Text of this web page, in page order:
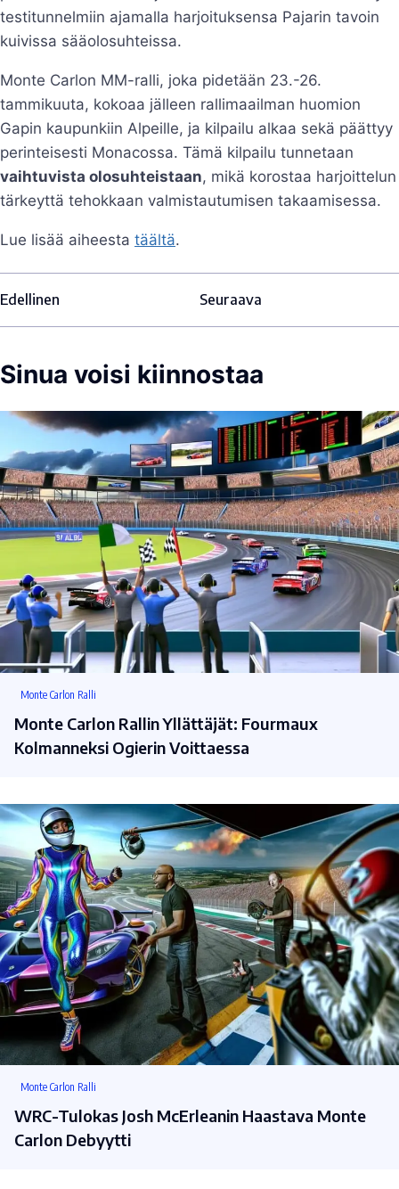
testitunnelmiin ajamalla harjoituksensa Pajarin tavoin
kuivissa sääolosuhteissa.
Monte Carlon MM-ralli, joka pidetään 23.-26.
tammikuuta, kokoaa jälleen rallimaailman huomion
Gapin kaupunkiin Alpeille, ja kilpailu alkaa sekä päättyy
perinteisesti Monacossa. Tämä kilpailu tunnetaan
vaihtuvista olosuhteistaan, mikä korostaa harjoittelun
tärkeyttä tehokkaan valmistautumisen takaamisessa.
Lue lisää aiheesta täältä.
Edellinen Seuraava
Sinua voisi kiinnostaa
Monte Carlon Ralli
Monte Carlon Rallin Yllättäjät: Fourmaux
Kolmanneksi Ogierin Voittaessa
Monte Carlon Ralli
WRC-Tulokas Josh McErleanin Haastava Monte
Carlon Debyytti